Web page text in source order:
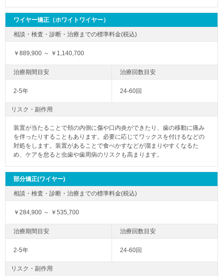
ワイヤー矯正（ホワイトワイヤー）
￥889,900 ～ ￥1,140,700
2-5年 24-60回
リスク・副作用
装置が当たることで頬の内側に傷や口内炎ができたり、歯の移動に痛み
を伴ったりすることもあります。必要に応じてワックスを付けるなどの
対処をします。装置があることで食べかすなどが溜まりやすくなるた
め、ケアを怠ると虫歯や歯周病のリスクも高まります。
部分矯正(ワイヤー)
￥284,900 ～ ￥535,700
2-5年 24-60回
リスク・副作用